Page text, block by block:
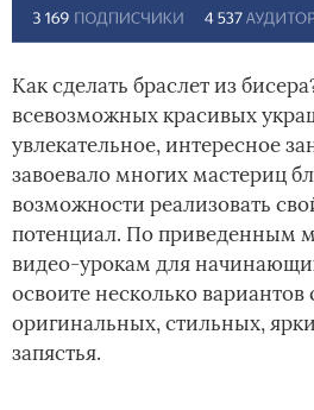
Как сделать браслет из
всевозможных красивых
увлекательное, интересное
завоевало многих мастериц
возможности реализовать
потенциал. По приведенным
видео-урокам для
освоите несколько вариантов
оригинальных, стильных,
запястья.